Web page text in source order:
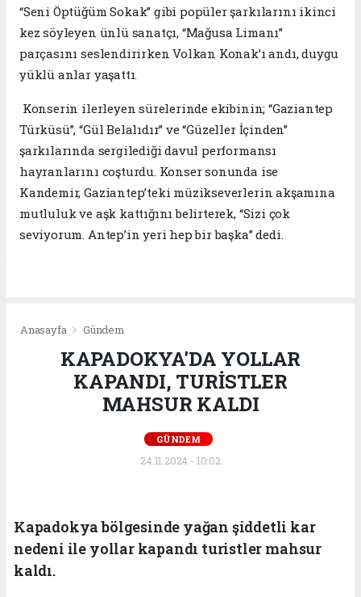
“Seni Öptüğüm Sokak” gibi popüler şarkılarını ikinci
kez söyleyen ünlü sanatçı, “Mağusa Limanı”
parçasını seslendirirken Volkan Konak’ı andı, duygu
yüklü anlar yaşattı.
Konserin ilerleyen sürelerinde ekibinin; “Gaziantep
Türküsü”, “Gül Belalıdır” ve “Güzeller İçinden”
şarkılarında sergilediği davul performansı
hayranlarını coşturdu. Konser sonunda ise
Kandemir, Gaziantep’teki müzikseverlerin akşamına
mutluluk ve aşk kattığını belirterek, “Sizi çok
seviyorum. Antep’in yeri hep bir başka” dedi.
Anasayfa Gündem
KAPADOKYA'DA YOLLAR
KAPANDI, TURİSTLER
MAHSUR KALDI
GÜNDEM
24.11.2024 - 10:02
Kapadokya bölgesinde yağan şiddetli kar
nedeni ile yollar kapandı turistler mahsur
kaldı.